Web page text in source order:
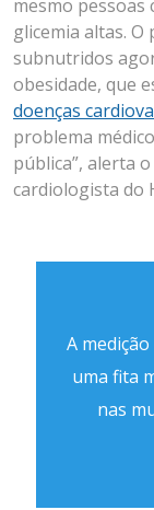
mesmo pessoas
glicemia altas. O
subnutridos
obesidade, que
doenças
problema
pública”, alerta
cardiologista do
A
uma fita
nas